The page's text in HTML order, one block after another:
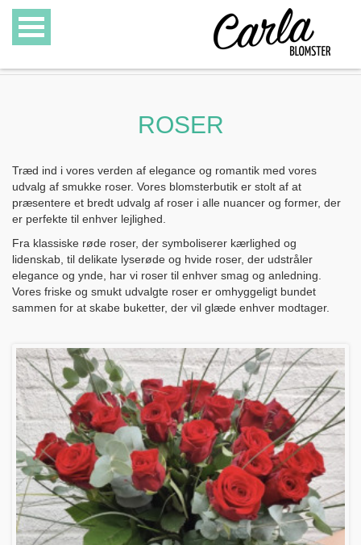
GAVEKURVE
GAVEKORT
GALLERI
OM CARLA BLOMSTER
ROSER
Træd ind i vores verden af elegance og romantik med vores
udvalg af smukke roser. Vores blomsterbutik er stolt af at
præsentere et bredt udvalg af roser i alle nuancer og former, der
er perfekte til enhver lejlighed.
Fra klassiske røde roser, der symboliserer kærlighed og
lidenskab, til delikate lyserøde og hvide roser, der udstråler
elegance og ynde, har vi roser til enhver smag og anledning.
Vores friske og smukt udvalgte roser er omhyggeligt bundet
sammen for at skabe buketter, der vil glæde enhver modtager.